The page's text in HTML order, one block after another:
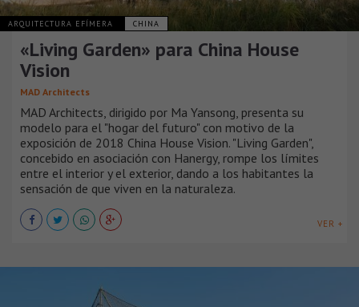
ARQUITECTURA EFÍMERA CHINA
«Living Garden» para China House
Vision
MAD Architects
MAD Architects, dirigido por Ma Yansong, presenta su
modelo para el "hogar del futuro" con motivo de la
exposición de 2018 China House Vision. "Living Garden",
concebido en asociación con Hanergy, rompe los límites
entre el interior y el exterior, dando a los habitantes la
sensación de que viven en la naturaleza.
VER +